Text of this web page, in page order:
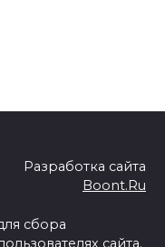
Разработка сайта
Boont.Ru
сбора
сайта.